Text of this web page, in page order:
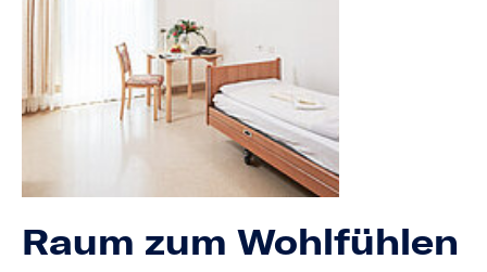
Raum zum Wohlfühlen